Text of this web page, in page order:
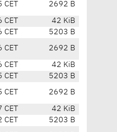
2692 B
42 KiB
5203 B
2692 B
42 KiB
5203 B
2692 B
42 KiB
5203 B